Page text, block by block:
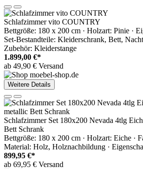
Schlafzimmer vito COUNTRY
Bettgröße: 180 x 200 cm · Holzart: Pinie ·
Set-Bestandteile: Kleiderschrank, Bett,
Zubehör: Kleiderstange
1.899,00 €*
ab 49,90 € Versand
Weitere Details
Schlafzimmer Set 180x200 Nevada 4tlg
Bett Schrank
Bettgröße: 180 x 200 cm · Holzart: Eiche ·
Material: Holz, Holznachbildung ·
899,95 €*
ab 69,95 € Versand